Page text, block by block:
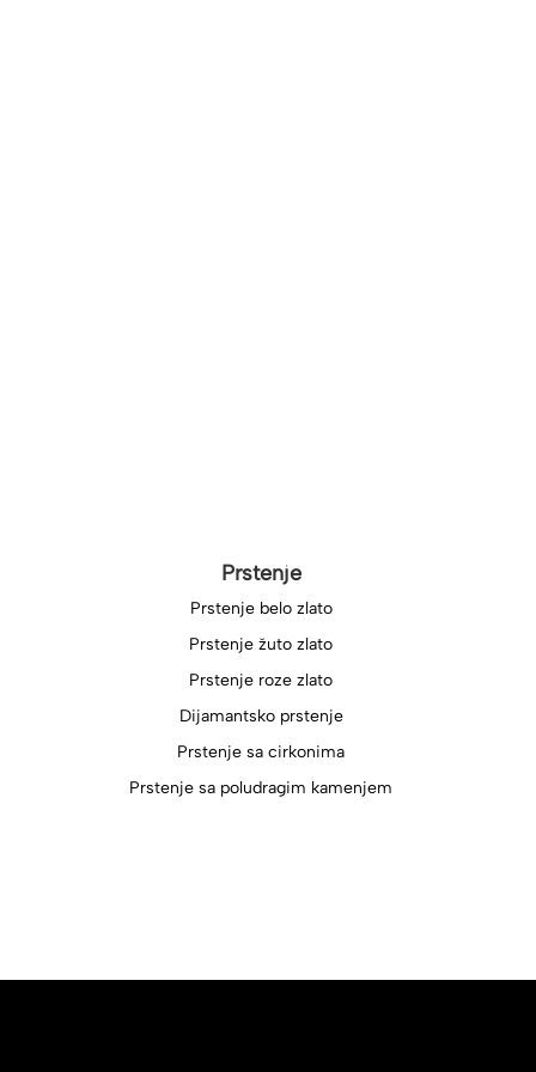
Prstenje
Prstenje belo zlato
Prstenje žuto zlato
Prstenje roze zlato
Dijamantsko prstenje
Prstenje sa cirkonima
Prstenje sa poludragim kamenjem